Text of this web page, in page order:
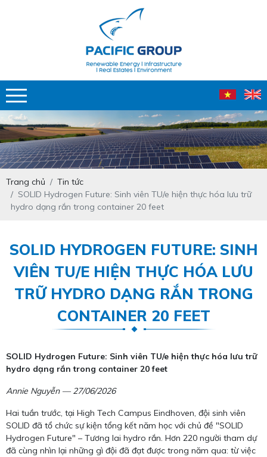
Trang chủ
Tin tức
SOLID Hydrogen Future: Sinh viên TU/e hiện thực hóa lưu trữ
hydro dạng rắn trong container 20 feet
SOLID HYDROGEN FUTURE: SINH
VIÊN TU/E HIỆN THỰC HÓA LƯU
TRỮ HYDRO DẠNG RẮN TRONG
CONTAINER 20 FEET
SOLID Hydrogen Future: Sinh viên TU/e hiện thực hóa lưu trữ
hydro dạng rắn trong container 20 feet
Annie Nguyễn — 27/06/2026
Hai tuần trước, tại High Tech Campus Eindhoven, đội sinh viên
SOLID đã tổ chức sự kiện tổng kết năm học với chủ đề "SOLID
Hydrogen Future" – Tương lai hydro rắn. Hơn 220 người tham dự
đã cùng nhìn lại những gì đội đã đạt được trong năm qua: từ việc